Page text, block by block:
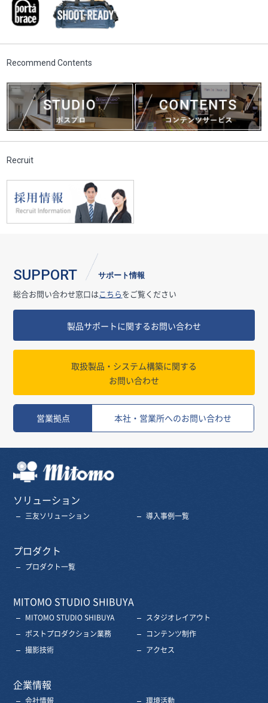
Recommend Contents
Recruit
SUPPORT サポート情報
総合お問い合わせ窓口はこちらをご覧ください
製品サポートに関するお問い合わせ
取扱製品・システム構築に関する
お問い合わせ
営業拠点 本社・営業所へのお問い合わせ
ソリューション
三友ソリューション 導入事例一覧
プロダクト
プロダクト一覧
MITOMO STUDIO SHIBUYA
MITOMO STUDIO SHIBUYA
スタジオレイアウト
ポストプロダクション業務
コンテンツ制作
撮影技術
アクセス
企業情報
会社情報 環境活動